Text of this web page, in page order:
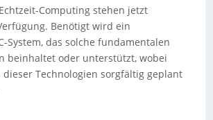
Computing stehen jetzt
Benötigt wird ein
System, das solche fundamentalen
beinhaltet oder unterstützt, wobei
Technologien sorgfältig geplant